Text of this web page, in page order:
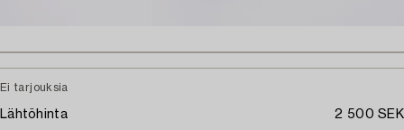
Ei tarjouksia
Lähtöhinta 2 500 SEK